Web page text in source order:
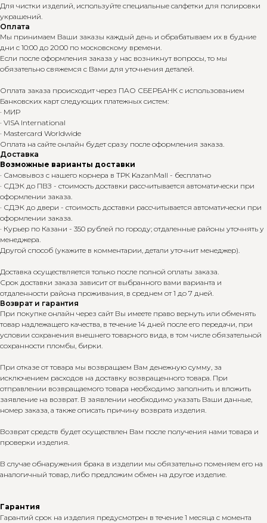
Для чистки изделий, используйте специальные салфетки для полировки
украшений.
Оплата
Мы принимаем Ваши заказы каждый день и обрабатываем их в будние
дни с 10:00 до 20:00 по московскому времени.
Если после оформления заказа у нас возникнут вопросы, то мы
обязательно свяжемся с Вами для уточнения деталей.
Оплата заказа происходит через ПАО СБЕРБАНК с использованием
Банковских карт следующих платежных систем:
· МИР
· VISA International
· Mastercard Worldwide
Оплата на сайте онлайн будет сразу после оформления заказа.
Доставка
Возможные варианты доставки
· Самовывоз с нашего корнера в ТРК KazanMall - бесплатно
· СДЭК до ПВЗ - стоимость доставки рассчитывается автоматически при
оформлении заказа.
· СДЭК до двери - стоимость доставки рассчитывается автоматически при
оформлении заказа.
· Курьер по Казани - 350 рублей по городу; отдаленные районы уточнять у
менеджера.
Другой способ (укажите в комментарии, детали уточнит менеджер).
Доставка осуществляется только после полной оплаты заказа.
Срок доставки заказа зависит от выбранного вами варианта и
отдаленности района проживания, в среднем от 1 до 7 дней.
Возврат и гарантия
При покупке онлайн через сайт Вы имеете право вернуть или обменять
товар надлежащего качества, в течение 14 дней после его передачи, при
условии сохранения внешнего товарного вида, в том числе обязательной
сохранности пломбы, бирки.
При отказе от товара мы возвращаем Вам денежную сумму, за
исключением расходов на доставку возвращенного товара. При
отправлении возвращаемого товара необходимо заполнить и вложить
заявление на возврат. В заявлении необходимо указать Ваши данные,
номер заказа, а также описать причину возврата изделия.
Возврат средств будет осуществлен Вам после получения нами товара и
проверки изделия.
В случае обнаружения брака в изделии мы обязательно поменяем его на
аналогичный товар, либо предложим обмен на другое изделие.
Гарантия
Гарантий срок на изделия предусмотрен в течение 1 месяца с момента